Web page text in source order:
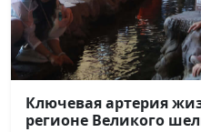
Ключевая артерия
регионе Великого